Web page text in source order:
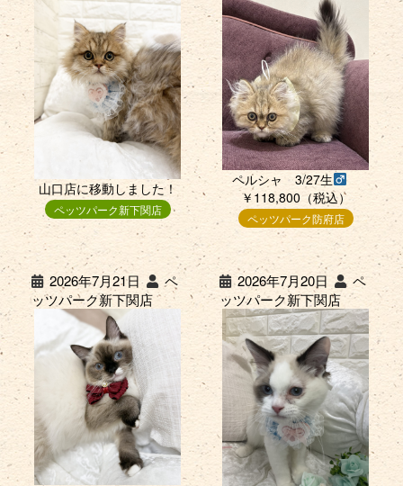
山口店に移動しました！
ペッツパーク新下関店
ペルシャ 3/27生
￥118,800（税込）
ペッツパーク防府店
2026年7月21日
ペ
ッツパーク新下関店
2026年7月20日
ペ
ッツパーク新下関店